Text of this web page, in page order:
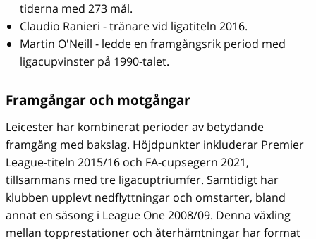
tiderna med 273 mål.
Claudio Ranieri - tränare vid ligatiteln 2016.
Martin O'Neill - ledde en framgångsrik period med
ligacupvinster på 1990-talet.
Framgångar och motgångar
Leicester har kombinerat perioder av betydande
framgång med bakslag. Höjdpunkter inkluderar Premier
League-titeln 2015/16 och FA-cupsegern 2021,
tillsammans med tre ligacuptriumfer. Samtidigt har
klubben upplevt nedflyttningar och omstarter, bland
annat en säsong i League One 2008/09. Denna växling
mellan topprestationer och återhämtningar har format